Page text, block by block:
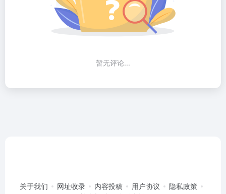
暂无评论...
关于我们 网址收录 内容投稿 用户协议
隐私政策